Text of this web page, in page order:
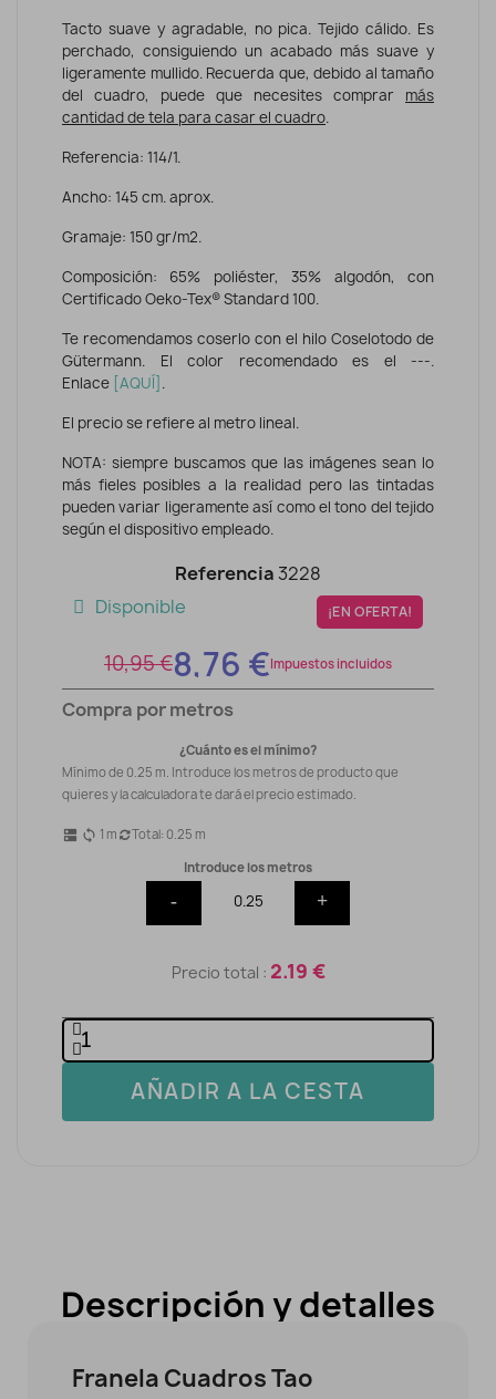
Tacto suave y agradable, no pica. Tejido cálido. Es
perchado, consiguiendo un acabado más suave y
ligeramente mullido. Recuerda que, debido al tamaño
del cuadro, puede que necesites comprar más
cantidad de tela para casar el cuadro.
Referencia: 114/1.
Ancho: 145 cm. aprox.
Gramaje: 150 gr/m2.
Composición: 65% poliéster, 35% algodón, con
Certificado Oeko-Tex® Standard 100.
Te recomendamos coserlo con el hilo Coselotodo de
Gütermann. El color recomendado es el ---.
Enlace [AQUÍ] .
El precio se refiere al metro lineal.
NOTA: siempre buscamos que las imágenes sean lo
más fieles posibles a la realidad pero las tintadas
pueden variar ligeramente así como el tono del tejido
según el dispositivo empleado.
Referencia 3228
Disponible
¡EN OFERTA!
10,95 €8,76 €Impuestos incluidos
Compra por metros
¿Cuánto es el mínimo?
Mínimo de 0.25 m. Introduce los metros de producto que
quieres y la calculadora te dará el precio estimado.
dns sync 1 m Total: 0.25 m
Introduce los metros
- +
Precio total : 2.19 €
AÑADIR A LA CESTA
Descripción y detalles
Franela Cuadros Tao